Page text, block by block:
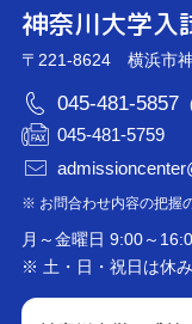
神奈川大学入
〒221-8624 横浜市
045-481-5857
045-481-5759
※ お問合わせ内容の把握
月～金曜日 9:00～
※ 土・日・祝日は休み